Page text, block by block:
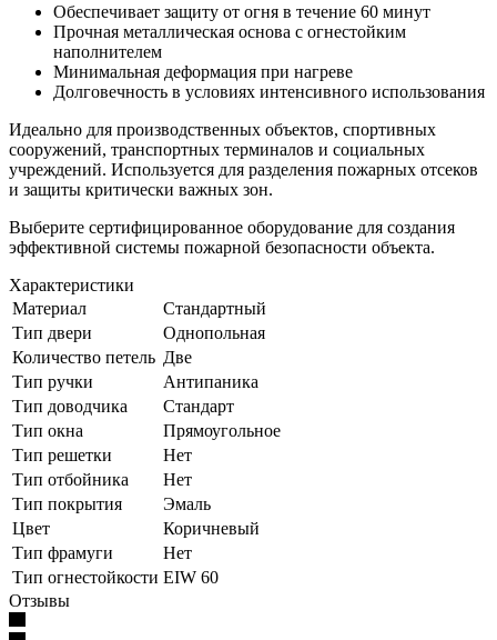
Обеспечивает защиту от огня в течение 60 минут
Прочная металлическая основа с огнестойким
наполнителем
Минимальная деформация при нагреве
Долговечность в условиях интенсивного использования
Идеально для производственных объектов, спортивных
сооружений, транспортных терминалов и социальных
учреждений. Используется для разделения пожарных отсеков
и защиты критически важных зон.
Выберите сертифицированное оборудование для создания
эффективной системы пожарной безопасности объекта.
Характеристики
Материал
Стандартный
Тип двери
Однопольная
Количество петель Две
Тип ручки
Антипаника
Тип доводчика
Стандарт
Тип окна
Прямоугольное
Тип решетки
Нет
Тип отбойника
Нет
Тип покрытия
Эмаль
Цвет
Коричневый
Тип фрамуги
Нет
Тип огнестойкости EIW 60
Отзывы